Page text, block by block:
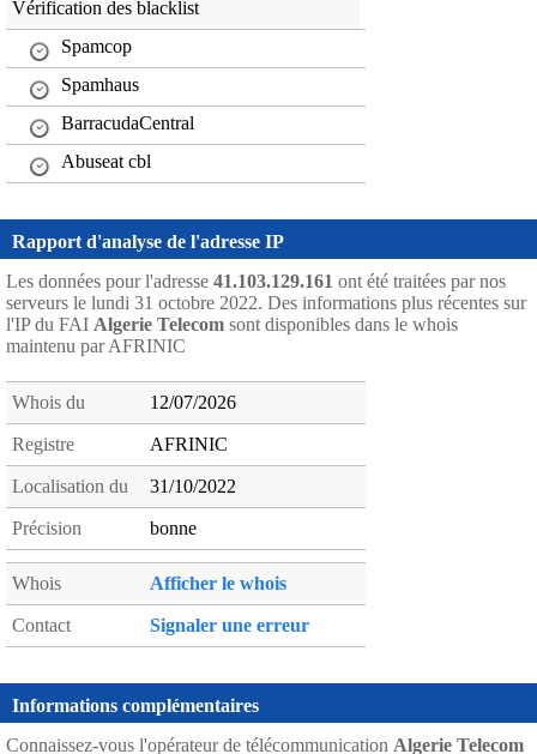
154.245.65.16à Oran
154.247.241.78
197.202.5.24à Alger
Vérification des blacklist
Spamcop
Spamhaus
BarracudaCentral
Abuseat cbl
Rapport d'analyse de l'adresse IP
Les données pour l'adresse 41.103.129.161 ont été traitées par nos
serveurs le lundi 31 octobre 2022. Des informations plus récentes sur
l'IP du FAI Algerie Telecom sont disponibles dans le whois
maintenu par AFRINIC
Whois du 12/07/2026
Registre AFRINIC
Localisation du 31/10/2022
Précision bonne
Whois Afficher le whois
Contact Signaler une erreur
Informations complémentaires
Connaissez-vous l'opérateur de télécommunication Algerie Telecom